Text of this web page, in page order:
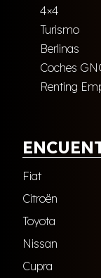
4×4
Turismo
Berlinas
Coches
Renting
Fiat
Citroën
Toyota
Nissan
Cupra